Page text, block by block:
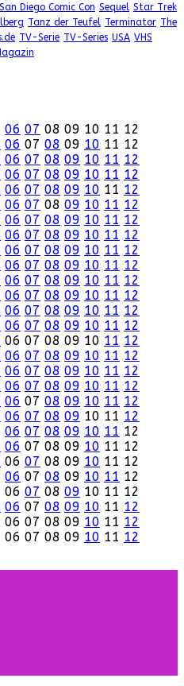
San Diego Comic Con Sequel Star Trek
Tanz der Teufel Terminator The
TV-Serie TV-Series USA VHS
06 07 08 09 10 11 12
06 07 08 09 10 11 12
06 07 08 09 10 11 12
06 07 08 09 10 11 12
06 07 08 09 10 11 12
06 07 08 09 10 11 12
06 07 08 09 10 11 12
06 07 08 09 10 11 12
06 07 08 09 10 11 12
06 07 08 09 10 11 12
06 07 08 09 10 11 12
06 07 08 09 10 11 12
06 07 08 09 10 11 12
06 07 08 09 10 11 12
06 07 08 09 10 11 12
06 07 08 09 10 11 12
06 07 08 09 10 11 12
06 07 08 09 10 11 12
06 07 08 09 10 11 12
06 07 08 09 10 11 12
06 07 08 09 10 11 12
06 07 08 09 10 11 12
06 07 08 09 10 11 12
06 07 08 09 10 11 12
06 07 08 09 10 11 12
06 07 08 09 10 11 12
06 07 08 09 10 11 12
06 07 08 09 10 11 12